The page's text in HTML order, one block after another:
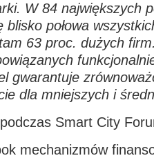
W 84 największych
blisko połowa
63 proc. dużych
gwarantuje
dla mniejszych i
Smart City
mechanizmów